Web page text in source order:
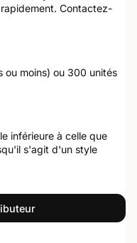
Contactez-
ou moins) ou 300 unités
inférieure à celle que
s'agit d'un style